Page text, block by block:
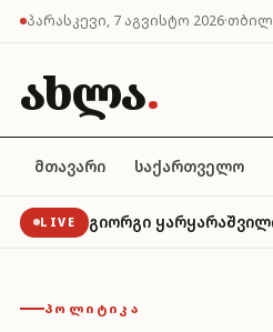
პარასკევი, 7 აგვისტო 2026·
ახლა.
მთავარი საქართველო
LIVE გიორგი
ᲞᲝᲚᲘᲢᲘᲙᲐ